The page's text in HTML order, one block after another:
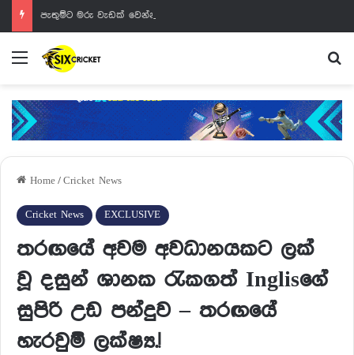
පැතුම්ට මරු වැඩක් වෙන්නයි යන්නේ
Menu
Home / Cricket News
Cricket News EXCLUSIVE
තරඟයේ අවම අවධානයකට ලක්
වූ දසුන් ශානක රැකගත් Inglisගේ
සුපිරි උඩ පන්දුව – තරඟයේ
හැරවුම් ලක්ෂ්‍ය.!